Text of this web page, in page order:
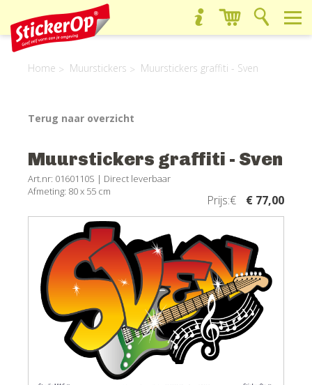
Home Muurstickers Muurstickers graffiti - Sven
Terug naar overzicht
Muurstickers graffiti - Sven
Art.nr: 0160110S | Direct leverbaar
Afmeting: 80 x 55 cm
Prijs:€ € 77,00